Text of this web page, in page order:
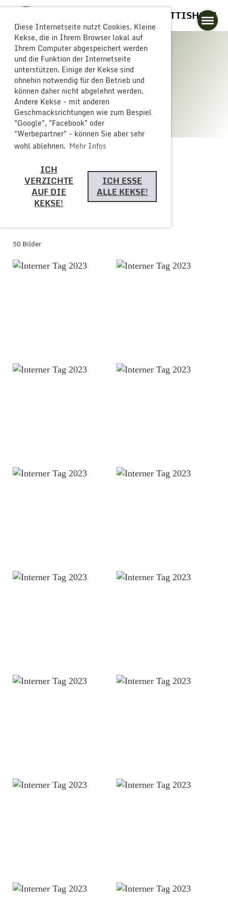
Diese Internetseite nutzt Cookies. Kleine
Kekse, die in Ihrem Browser lokal auf
Ihrem Computer abgespeichert werden
und die Funktion der Internetseite
unterstützen. Einige der Kekse sind
ohnehin notwendig für den Betrieb und
können daher nicht abgelehnt werden.
Andere Kekse - mit anderen
Geschmacksrichtungen wie zum Bespiel
"Google", "Facebook" oder
"Werbepartner" - können Sie aber sehr
wohl ablehnen. Mehr Infos
ICH
VERZICHTE
AUF DIE
KEKSE!
ICH ESSE
ALLE KEKSE!
GLOGGERESCHRÄNZER BUTTISHOLZ
Galerie
Zurück
50 Bilder